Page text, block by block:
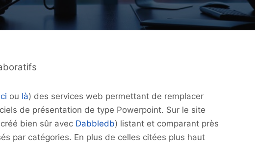
ou là) des services web permettant de remplacer
de présentation de type Powerpoint. Sur le site
bien sûr avec Dabbledb) listant et comparant près
par catégories. En plus de celles citées plus haut